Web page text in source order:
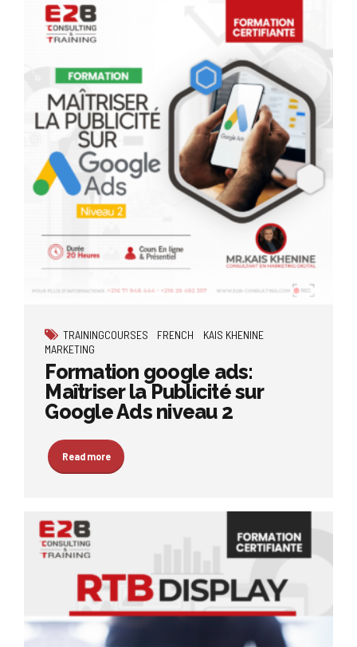
TRAININGCOURSES FRENCH
KAIS KHENINE
MARKETING
Formation google ads:
Maîtriser la Publicité sur
Google Ads niveau 2
Read more